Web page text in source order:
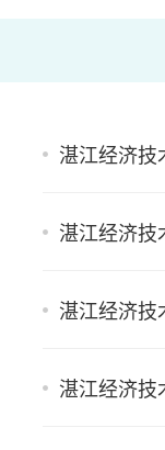
湛江经济
湛江经济
湛江经济
湛江经济